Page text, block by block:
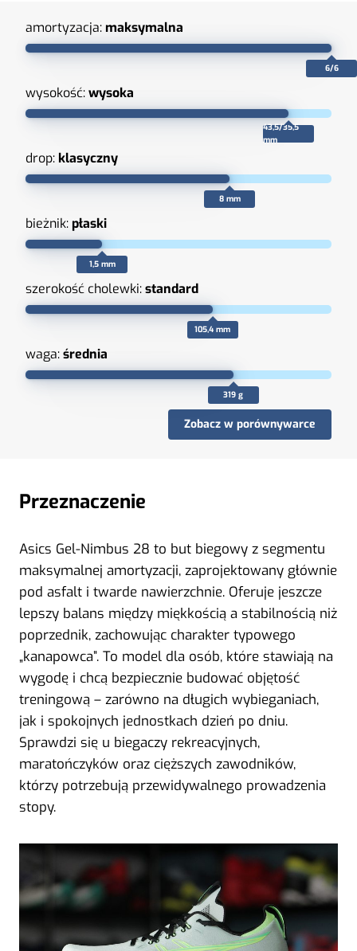
amortyzacja:maksymalna
6/6
wysokość:wysoka
43,5/35,5
mm
drop: klasyczny
8 mm
bieżnik:płaski
1,5 mm
szerokość cholewki:standard
105,4 mm
waga:średnia
319 g
Zobacz w porównywarce
Przeznaczenie
Asics Gel-Nimbus 28 to but biegowy z segmentu
maksymalnej amortyzacji, zaprojektowany głównie
pod asfalt i twarde nawierzchnie. Oferuje jeszcze
lepszy balans między miękkością a stabilnością niż
poprzednik, zachowując charakter typowego
„kanapowca”. To model dla osób, które stawiają na
wygodę i chcą bezpiecznie budować objętość
treningową – zarówno na długich wybieganiach,
jak i spokojnych jednostkach dzień po dniu.
Sprawdzi się u biegaczy rekreacyjnych,
maratończyków oraz cięższych zawodników,
którzy potrzebują przewidywalnego prowadzenia
stopy.